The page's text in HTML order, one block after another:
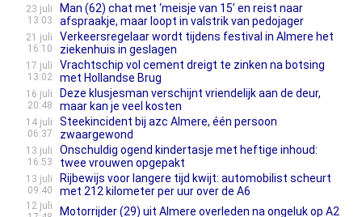
23 juli
13:03
Man (62) chat met ‘meisje van 15’ en reist naar
afspraakje, maar loopt in valstrik van pedojager
21 juli
16:10
Verkeersregelaar wordt tijdens festival in Almere het
ziekenhuis in geslagen
17 juli
13:02
Vrachtschip vol cement dreigt te zinken na botsing
met Hollandse Brug
16 juli
20:48
Deze klusjesman verschijnt vriendelijk aan de deur,
maar kan je veel kosten
14 juli
06:37
Steekincident bij azc Almere, één persoon
zwaargewond
13 juli
16:53
Onschuldig ogend kindertasje met heftige inhoud:
twee vrouwen opgepakt
13 juli
09:40
Rijbewijs voor langere tijd kwijt: automobilist scheurt
met 212 kilometer per uur over de A6
12 juli
Motorrijder (29) uit Almere overleden na ongeluk op A2